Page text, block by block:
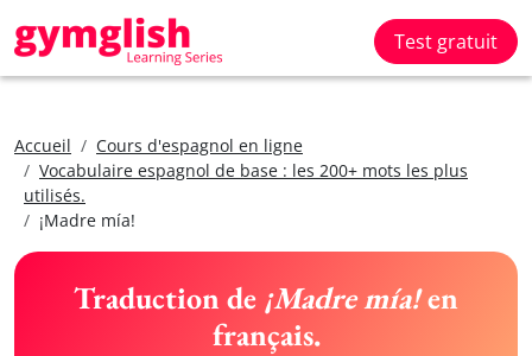
Test gratuit
Accueil
Cours d'espagnol en ligne
Vocabulaire espagnol de base : les 200+ mots les plus
utilisés.
¡Madre mía!
Traduction de ¡Madre mía!en
français.